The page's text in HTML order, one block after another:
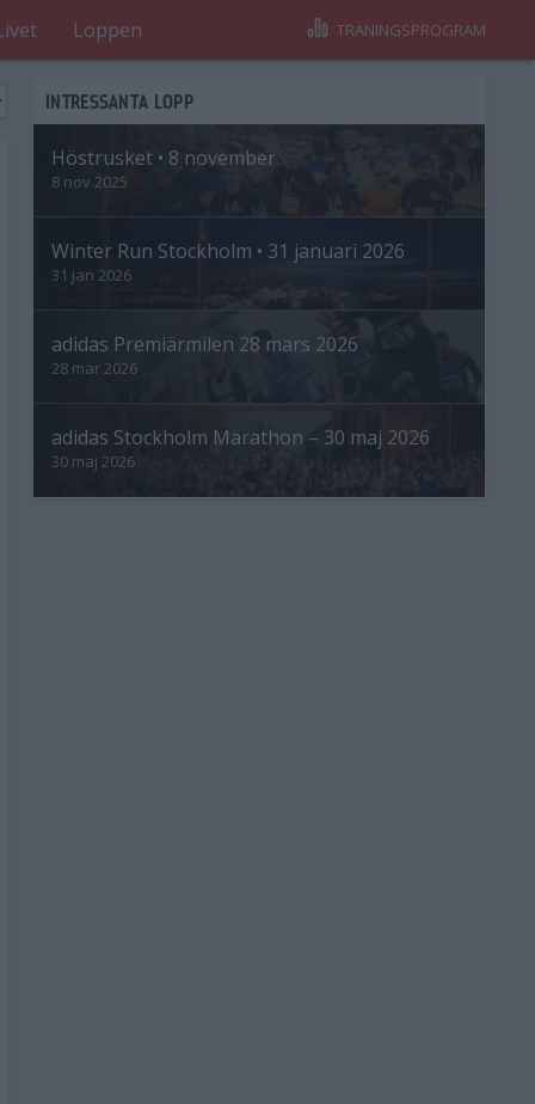
Loppen TRÄNINGSPROGRAM
INTRESSANTA LOPP
Höstrusket • 8 november
8 nov 2025
Winter Run Stockholm • 31 januari 2026
31 jan 2026
adidas Premiärmilen 28 mars 2026
28 mar 2026
adidas Stockholm Marathon – 30 maj 2026
30 maj 2026